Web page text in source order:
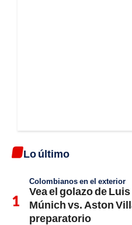
Lo último
Colombianos en el exterior
Vea el golazo de
Múnich vs. Aston
preparatorio